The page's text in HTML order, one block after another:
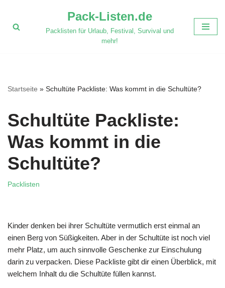
Zum
Pack-Listen.de
Packlisten für Urlaub, Festival, Survival und
mehr!
Startseite » Schultüte Packliste: Was kommt in die Schultüte?
Schultüte Packliste:
Was kommt in die
Schultüte?
Packlisten
Kinder denken bei ihrer Schultüte vermutlich erst einmal an
einen Berg von Süßigkeiten. Aber in der Schultüte ist noch viel
mehr Platz, um auch sinnvolle Geschenke zur Einschulung
darin zu verpacken. Diese Packliste gibt dir einen Überblick, mit
welchem Inhalt du die Schultüte füllen kannst.